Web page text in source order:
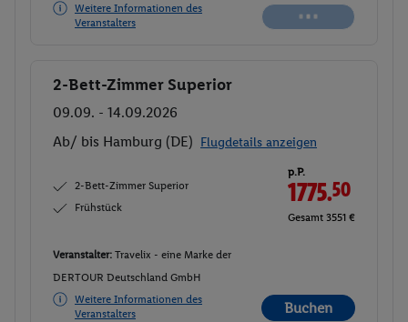
Weitere Informationen des
Veranstalters
Buchen
2-Bett-Zimmer Superior
09.09. - 14.09.2026
Ab/ bis Hamburg (DE) Flugdetails anzeigen
2-Bett-Zimmer Superior
Frühstück
p.P.
1775.50
Gesamt 3551 €
Veranstalter: Travelix - eine Marke der
DERTOUR Deutschland GmbH
Weitere Informationen des
Veranstalters
Buchen